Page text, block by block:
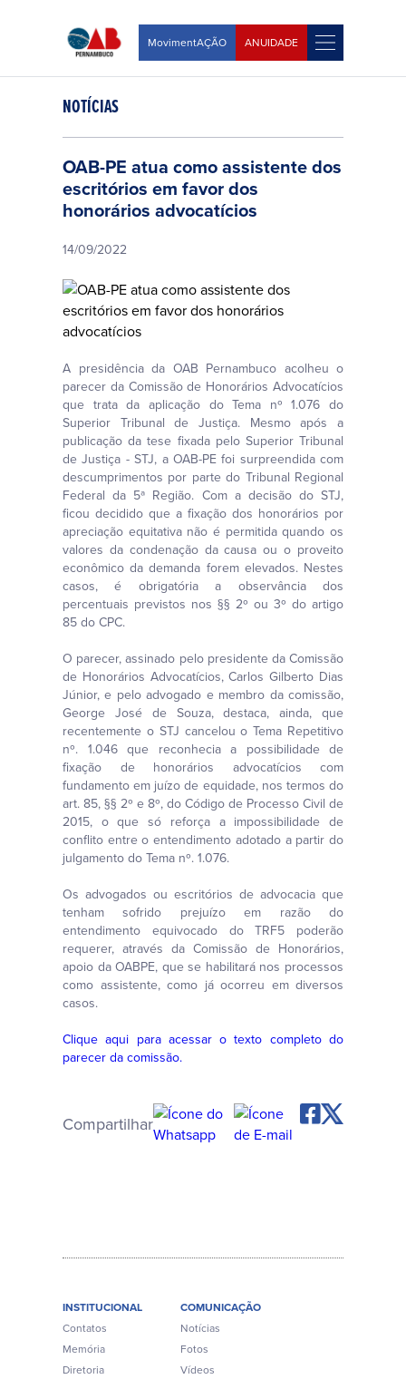
MovimentAÇÃO ANUIDADE
NOTÍCIAS
OAB-PE atua como assistente dos
escritórios em favor dos
honorários advocatícios
14/09/2022
A presidência da OAB Pernambuco acolheu o
parecer da Comissão de Honorários Advocatícios
que trata da aplicação do Tema nº 1.076 do
Superior Tribunal de Justiça. Mesmo após a
publicação da tese fixada pelo Superior Tribunal
de Justiça - STJ, a OAB-PE foi surpreendida com
descumprimentos por parte do Tribunal Regional
Federal da 5ª Região. Com a decisão do STJ,
ficou decidido que a fixação dos honorários por
apreciação equitativa não é permitida quando os
valores da condenação da causa ou o proveito
econômico da demanda forem elevados. Nestes
casos, é obrigatória a observância dos
percentuais previstos nos §§ 2º ou 3º do artigo
85 do CPC.
O parecer, assinado pelo presidente da Comissão
de Honorários Advocatícios, Carlos Gilberto Dias
Júnior, e pelo advogado e membro da comissão,
George José de Souza, destaca, ainda, que
recentemente o STJ cancelou o Tema Repetitivo
nº. 1.046 que reconhecia a possibilidade de
fixação de honorários advocatícios com
fundamento em juízo de equidade, nos termos do
art. 85, §§ 2º e 8º, do Código de Processo Civil de
2015, o que só reforça a impossibilidade de
conflito entre o entendimento adotado a partir do
julgamento do Tema nº. 1.076.
Os advogados ou escritórios de advocacia que
tenham sofrido prejuízo em razão do
entendimento equivocado do TRF5 poderão
requerer, através da Comissão de Honorários,
apoio da OABPE, que se habilitará nos processos
como assistente, como já ocorreu em diversos
casos.
Clique aqui para acessar o texto completo do
parecer da comissão.
Compartilhar
INSTITUCIONAL
Contatos
Memória
Diretoria
COMUNICAÇÃO
Notícias
Fotos
Vídeos